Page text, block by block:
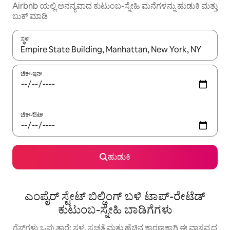
Airbnb ಯಲ್ಲಿ ಅನನ್ಯವಾದ ಕುಟುಂಬ-ಸ್ನೇಹಿ ಮನೆಗಳನ್ನು ಹುಡುಕಿ ಮತ್ತು
ಬುಕ್ ಮಾಡಿ
ಸ್ಥಳ
ಫಲಿತಾಂಶಗಳು ಲಭ್ಯವಿರುವಾಗ, ಅಪ್ ಮತ್ತು ಡೌನ್ ಬಾಣದ ಕೀಲಿಗಳೊಂದಿಗೆ
ಚೆಕ್-ಇನ್
ಚೆಕ್-ಔಟ್
ಹುಡುಕಿ
ಎಂಪೈರ್ ಸ್ಟೇಟ್ ಬಿಲ್ಡಿಂಗ್ ಬಳಿ ಟಾಪ್-ರೇಟೆಡ್
ಕುಟುಂಬ-ಸ್ನೇಹಿ ಬಾಡಿಗೆಗಳು
ಗೆಸ್ಟ್‌ಗಳು ಒಪ್ಪುತ್ತಾರೆ: ಸ್ಥಳ, ಸ್ವಚ್ಛತೆ ಮತ್ತು ಹೆಚ್ಚಿನ ಕಾರಣಕ್ಕಾಗಿ ಈ ವಾಸ್ತವ್ಯದ